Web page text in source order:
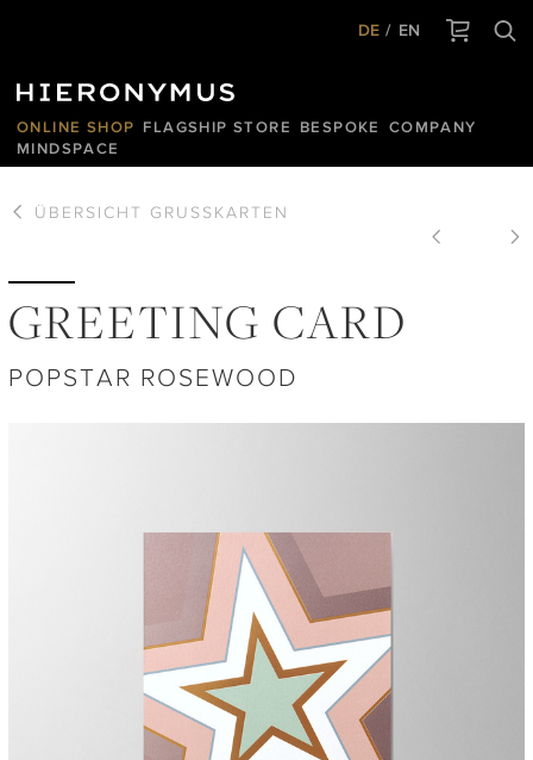
DE EN
ONLINE SHOP FLAGSHIP STORE BESPOKE
COMPANY
MINDSPACE
ÜBERSICHT GRUSSKARTEN
GREETING CARD
POPSTAR ROSEWOOD